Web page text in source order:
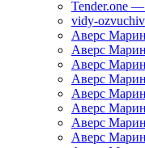
Tender.one —
vidy-
Аверс
Аверс
Аверс
Аверс
Аверс
Аверс
Аверс
Аверс